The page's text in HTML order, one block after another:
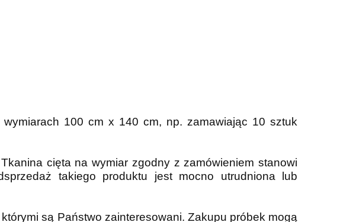
wymiarach 100 cm x 140 cm, np. zamawiając 10 sztuk
cięta na wymiar zgodny z zamówieniem stanowi
takiego produktu jest mocno utrudniona lub
są Państwo zainteresowani. Zakupu próbek mogą